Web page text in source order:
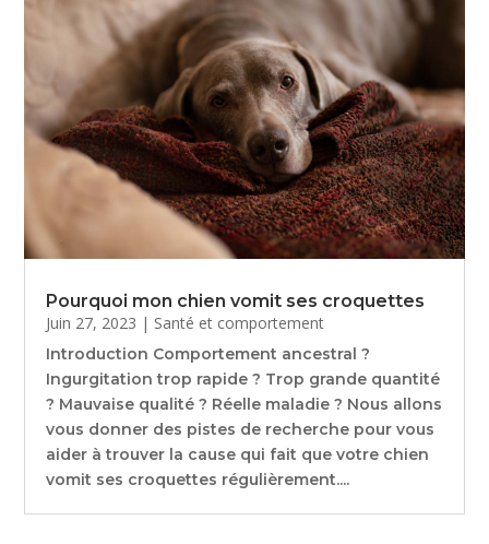
Pourquoi mon chien vomit ses croquettes
Juin 27, 2023 | Santé et comportement
Introduction Comportement ancestral ?
Ingurgitation trop rapide ? Trop grande quantité
? Mauvaise qualité ? Réelle maladie ? Nous allons
vous donner des pistes de recherche pour vous
aider à trouver la cause qui fait que votre chien
vomit ses croquettes régulièrement....